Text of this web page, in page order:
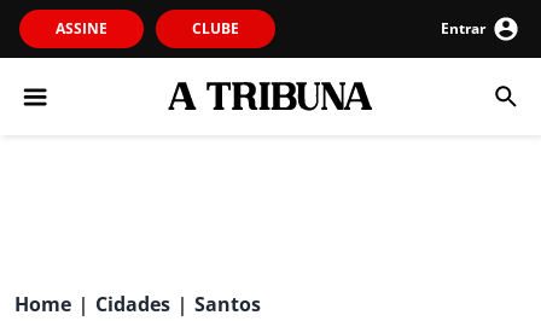
ASSINE CLUBE Entrar
Home | Cidades | Santos